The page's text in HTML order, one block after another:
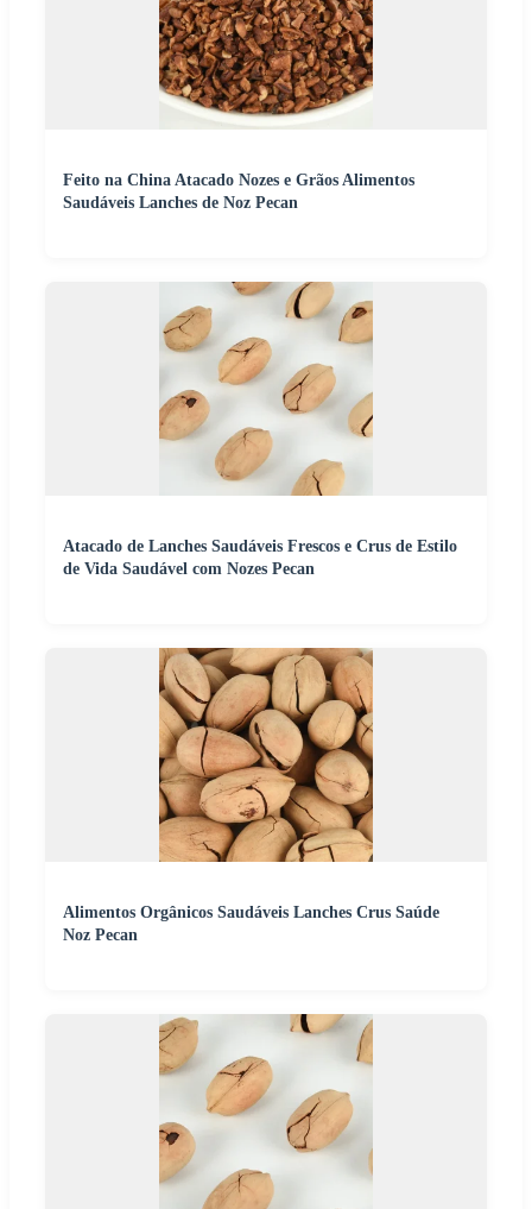
Feito na China Atacado Nozes e Grãos Alimentos
Saudáveis Lanches de Noz Pecan
Atacado de Lanches Saudáveis Frescos e Crus de Estilo
de Vida Saudável com Nozes Pecan
Alimentos Orgânicos Saudáveis Lanches Crus Saúde
Noz Pecan